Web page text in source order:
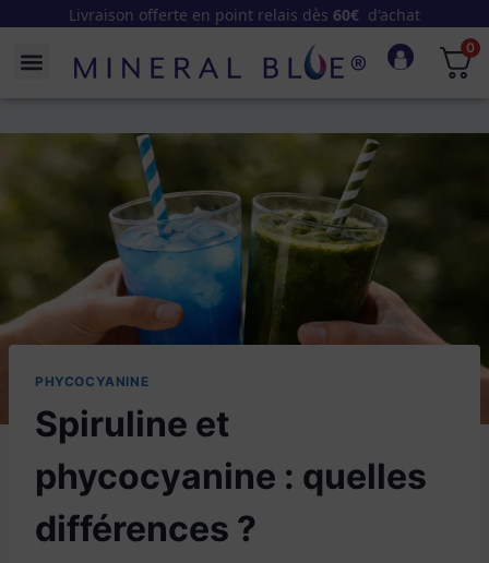
Pour une question :contact@mineral-blue.com
0
PHYCOCYANINE
Spiruline et
phycocyanine : quelles
différences ?